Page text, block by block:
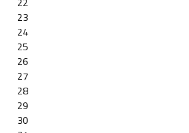
23
24
25
26
27
28
29
30